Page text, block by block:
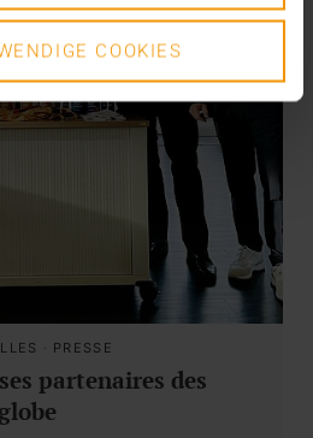
COOKIES
· PRESSE
partenaires des